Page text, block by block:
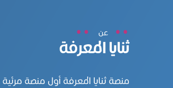
عن
ثنايا المعرفة
منصة ثنايا المعرفة أول منصة